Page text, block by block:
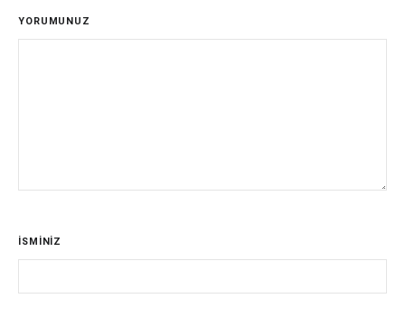
YORUMUNUZ
İSMİNİZ